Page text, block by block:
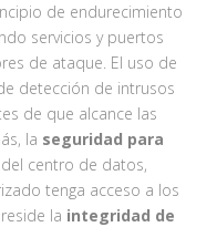
de endurecimiento
servicios y puertos
de ataque. El uso de
detección de intrusos
de que alcance las
la seguridad para
del centro de datos,
tenga acceso a los
la integridad de